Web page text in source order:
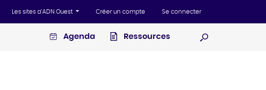
Les sites d'ADN Ouest Créer un compte Se connecter
Agenda
Ressources